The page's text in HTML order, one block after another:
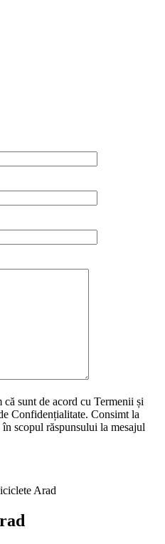
că sunt de acord cu Termenii și
Confidențialitate. Consimt la
scopul răspunsului la mesajul